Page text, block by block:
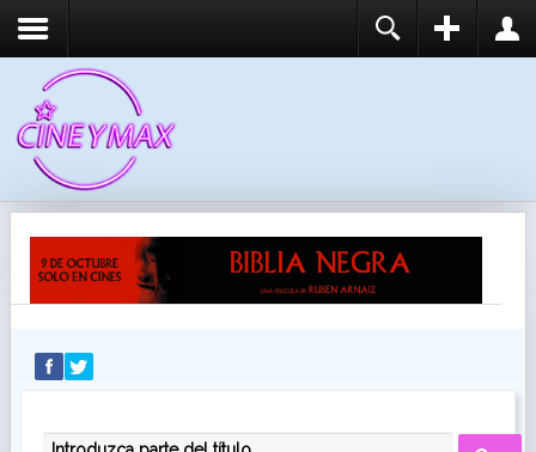
RECUÉRDEME
IDENTIFICARSE
INTRODUZCA PARTE DEL TÍTULO